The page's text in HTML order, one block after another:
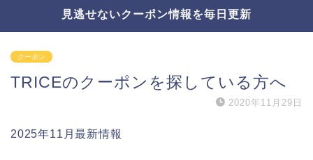
見逃せないクーポン情報を毎日更新
クーポン
TRICEのクーポンを探している方へ
2020年11月29日
2025年11月最新情報